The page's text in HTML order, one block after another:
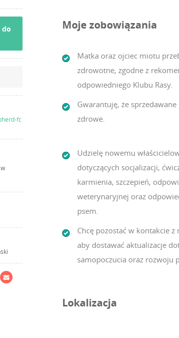
do
fc
Moje zobowiązania
Matka oraz ojciec miotu
zdrowotne, zgodne z
odpowiedniego Klubu Rasy.
Gwarantuję, że
zdrowe.
Udzielę nowemu
dotyczących socjalizacji,
karmienia, szczepień,
weterynaryjnej oraz
psem.
Chcę pozostać w kontakcie z
aby dostawać aktualizacje
samopoczucia oraz rozwoju
Lokalizacja